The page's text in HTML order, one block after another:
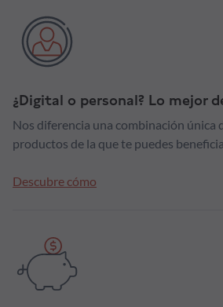
¿Digital o personal? Lo mejor
Nos diferencia una combinación única
productos de la que te puedes
Descubre cómo